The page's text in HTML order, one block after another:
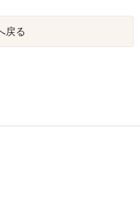
戻る